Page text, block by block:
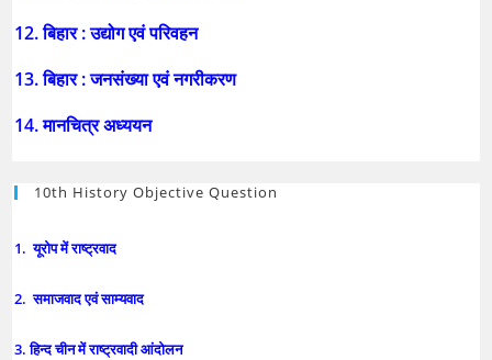
12. बिहार : उद्योग एवं परिवहन
13. बिहार : जनसंख्या एवं नगरीकरण
14. मानचित्र अध्ययन
10th History Objective Question
1. यूरोप में राष्ट्रवाद
2. समाजवाद एवं साम्यवाद
3. हिन्द चीन में राष्ट्रवादी आंदोलन